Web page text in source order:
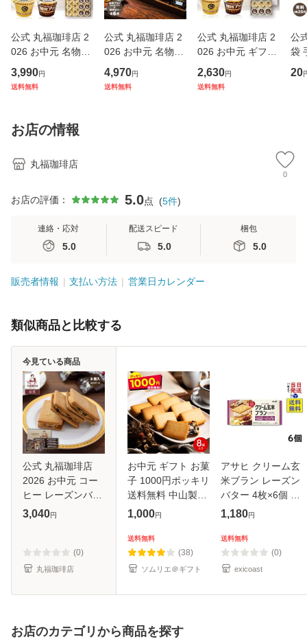
公式 丸福珈琲店 2
026 お中元 名物プ
リン 珈琲プリン2
種12個詰合せ 食べ
老舗の味 ギフト 贈
答 帰省
3,990円
送料無料
公式 丸福珈琲店 2
026 お中元 名物プ
リン6個とコーヒー
ゼリー6個 セット
4,970円
送料無料
公式 丸福珈琲店 2
026 お中元 ギフト
スイーツ プリン 食
べ比べ 6個 セット
2,630円
送料無料
公
袋
20
お店の情報
丸福珈琲店
0
お店の評価： 5.0点 (5件)
連絡・応対
5.0
配送スピード
5.0
梱包
5.0
販売者情報 支払い方法 営業日カレンダー
類似商品と比較する
公式 丸福珈琲店
2026 お中元 コー
ヒー レーズンバタ
ーサンド（8個入）
贈答 ギフト 帰省土
産 手土
3,040円
(0)
丸福珈琲店
今見ている商品
お中元 ギフト お菓
子 1000円ポッキリ
送料無料 中山製菓
レーズンサンド 8
投函 のし・包装・
メッセージカード
不可 お
1,000円
送料無料
(38)
ソムリエ＠ギフト
アサヒ クリーム玄
米ブラン レーズン
バター 4枚×6個 賞
味期限2027/05
1,180円
送料無料
(0)
exicoast
お店のカテゴリから商品を探す